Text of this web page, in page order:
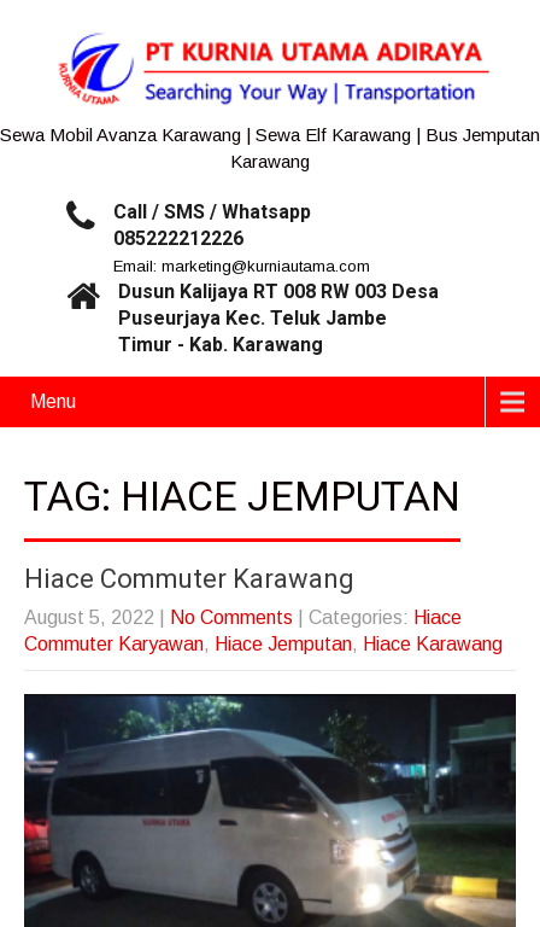
Sewa Mobil Avanza Karawang | Sewa Elf Karawang | Bus Jemputan
Karawang
Call / SMS / Whatsapp
085222212226
Email: marketing@kurniautama.com
Dusun Kalijaya RT 008 RW 003 Desa
Puseurjaya Kec. Teluk Jambe
Timur - Kab. Karawang
Menu
TAG: HIACE JEMPUTAN
Hiace Commuter Karawang
August 5, 2022 No Comments | Categories: Hiace
Commuter Karyawan, Hiace Jemputan, Hiace Karawang